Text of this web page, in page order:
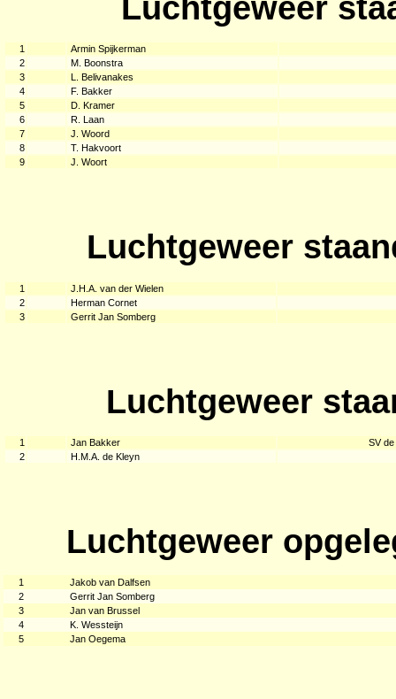
Luchtgeweer
1
Armin Spijkerman
2
M. Boonstra
3
L. Belivanakes
4
F. Bakker
5
D. Kramer
6
R. Laan
7
J. Woord
8
T. Hakvoort
9
J. Woort
Luchtgeweer
1
J.H.A. van der Wielen
2
Herman Cornet
3
Gerrit Jan Somberg
Luchtgeweer
1 Jan Bakker
SV
2
H.M.A. de Kleyn
Luchtgeweer
1
Jakob van Dalfsen
2
Gerrit Jan Somberg
3
Jan van Brussel
4
K. Wessteijn
5
Jan Oegema